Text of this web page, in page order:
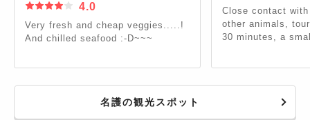
4.0
Very fresh and cheap veggies.....!
And chilled seafood :-D~~~
Close contact
other animals,
30 minutes, a
名護の観光スポット